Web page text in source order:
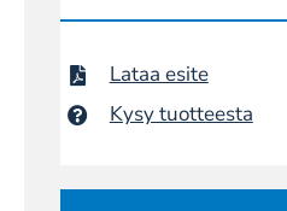
Lataa esite
Kysy tuotteesta